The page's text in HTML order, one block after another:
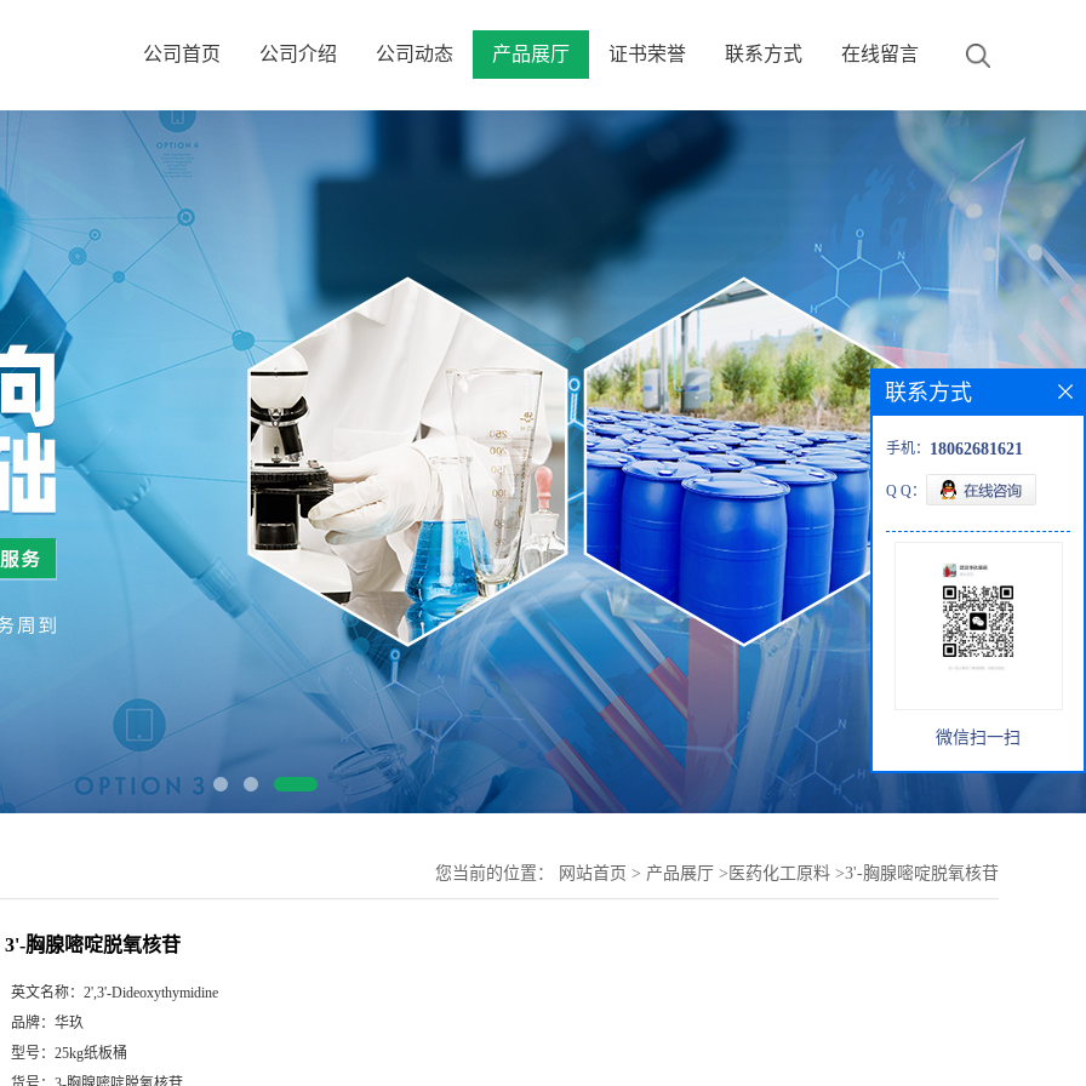
公司首页 公司介绍 公司动态 产品展厅 证书荣誉 联系方式 在线留言
您当前的位置： 网站首页 > 产品展厅 > 医药化工原料 >3'-胸腺嘧啶脱氧核苷
3'-胸腺嘧啶脱氧核苷
英文名称： 2',3'-Dideoxythymidine
品牌： 华玖
型号： 25kg纸板桶
联系方式
手机： 18062681621
Q Q：
微信扫一扫